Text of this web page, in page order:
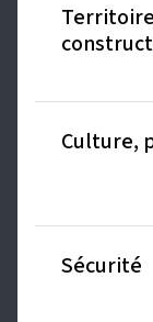
Culture,
Sécurité